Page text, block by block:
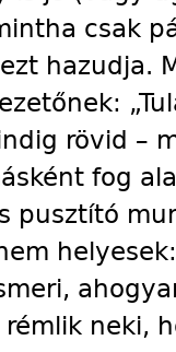
csak
hazudja.
rövid –
fog
pusztító
neki,